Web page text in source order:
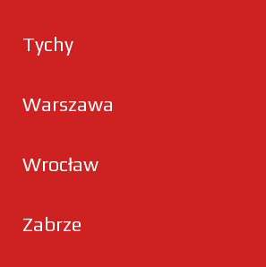
Tychy
Warszawa
Wrocław
Zabrze